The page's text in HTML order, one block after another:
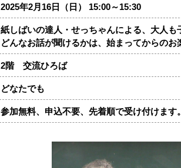
2025年2月16日（日） 15:00～15:30
紙しばいの達人・せっちゃんによる、大人
どんなお話が聞けるかは、始まってからのお
2階 交流ひろば
どなたでも
参加無料、申込不要、先着順で受け付けます